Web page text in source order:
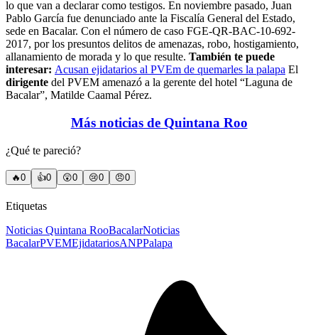
lo que van a declarar como testigos. En noviembre pasado, Juan
Pablo García fue denunciado ante la Fiscalía General del Estado,
sede en Bacalar. Con el número de caso FGE-QR-BAC-10-692-
2017, por los presuntos delitos de amenazas, robo, hostigamiento,
allanamiento de morada y lo que resulte. También te puede
interesar: Acusan ejidatarios al PVEm de quemarles la palapa El
dirigente del PVEM amenazó a la gerente del hotel “Laguna de
Bacalar”, Matilde Caamal Pérez.
Más noticias de Quintana Roo
¿Qué te pareció?
🔥0 👍0 😲0 😢0 😠0
Etiquetas
Noticias Quintana RooBacalarNoticias
BacalarPVEMEjidatariosANPPalapa